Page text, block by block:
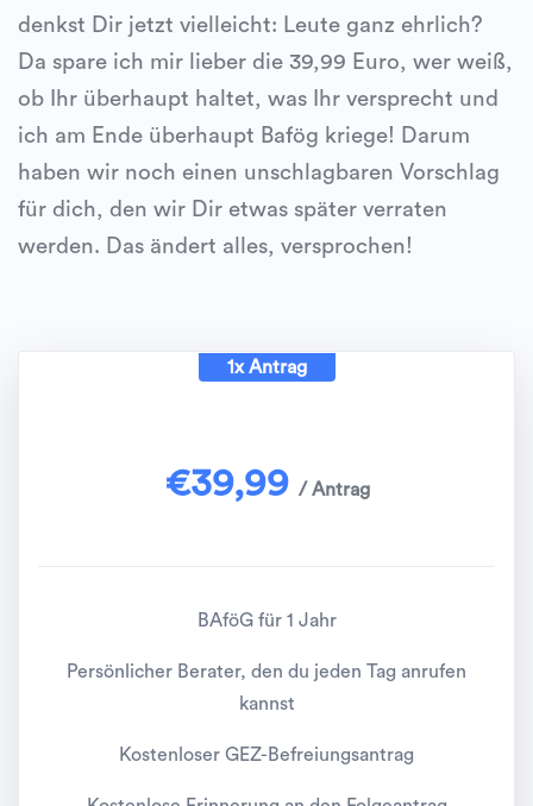
denkst Dir jetzt vielleicht: Leute ganz ehrlich?
Da spare ich mir lieber die 39,99 Euro, wer weiß,
ob Ihr überhaupt haltet, was Ihr versprecht und
ich am Ende überhaupt Bafög kriege! Darum
haben wir noch einen unschlagbaren Vorschlag
für dich, den wir Dir etwas später verraten
werden. Das ändert alles, versprochen!
1x Antrag
€39,99 / Antrag
BAföG für 1 Jahr
Persönlicher Berater, den du jeden Tag anrufen
kannst
Kostenloser GEZ-Befreiungsantrag